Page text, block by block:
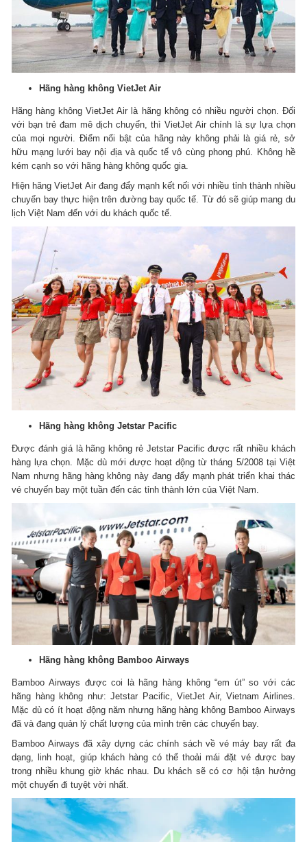
Hãng hàng không VietJet Air
Hãng hàng không VietJet Air là hãng không có nhiều người chọn. Đối
với bạn trẻ đam mê dịch chuyển, thì VietJet Air chính là sự lựa chọn
của mọi người. Điểm nổi bật của hãng này không phải là giá rẻ, sở
hữu mạng lưới bay nội địa và quốc tế vô cùng phong phú. Không hề
kém cạnh so với hãng hàng không quốc gia.
Hiện hãng VietJet Air đang đẩy mạnh kết nối với nhiều tỉnh thành nhiều
chuyến bay thực hiện trên đường bay quốc tế. Từ đó sẽ giúp mang du
lịch Việt Nam đến với du khách quốc tế.
Hãng hàng không Jetstar Pacific
Được đánh giá là hãng không rẻ Jetstar Pacific được rất nhiều khách
hàng lựa chọn.
Mặc dù mới được hoạt động từ tháng 5/2008 tại Việt
Nam nhưng hãng hàng không này đang đẩy mạnh phát triển khai thác
vé chuyến bay một tuần đến các tỉnh thành lớn của Việt Nam.
Hãng hàng không Bamboo Airways
Bamboo Airways được coi là hãng hàng không “em út” so với các
hãng hàng không như: Jetstar Pacific, VietJet Air, Vietnam Airlines.
Mặc dù có ít hoạt động năm nhưng hãng hàng không Bamboo Airways
đã và đang quản lý chất lượng của mình trên các chuyến bay.
Bamboo Airways đã xây dựng các chính sách về vé máy bay rất đa
dạng, linh hoạt, giúp khách hàng có thể thoải mái đặt vé được bay
trong nhiều khung giờ khác nhau. Du khách sẽ có cơ hội tận hưởng
một chuyến đi tuyệt vời nhất.